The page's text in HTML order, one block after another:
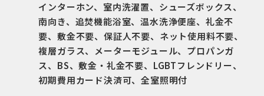
インターホン、室内洗濯置、シューズボックス、
南向き、追焚機能浴室、温水洗浄便座、礼金不
要、敷金不要、保証人不要、ネット使用料不要、
複層ガラス、メーターモジュール、プロパンガ
ス、BS、敷金・礼金不要、LGBTフレンドリー、
初期費用カード決済可、全室照明付